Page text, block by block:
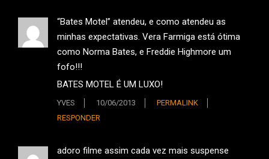
“Bates Motel” atendeu, e como atendeu as
minhas expectativas. Vera Farmiga está ótima
como Norma Bates, e Freddie Highmore um
fofo!!!
BATES MOTEL É UM LUXO!
YVES 10/06/2013
PERMALINK
RESPONDER
adoro filme assim cada vez mais suspense